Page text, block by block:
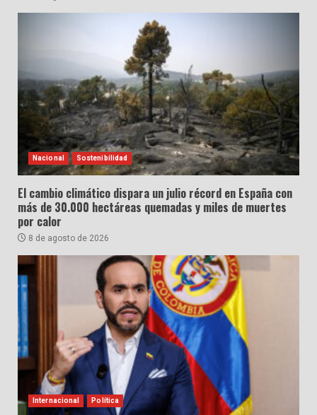
Nacional Sostenibilidad
El cambio climático dispara un julio récord en España con
más de 30.000 hectáreas quemadas y miles de muertes
por calor
8 de agosto de 2026
Internacional Política